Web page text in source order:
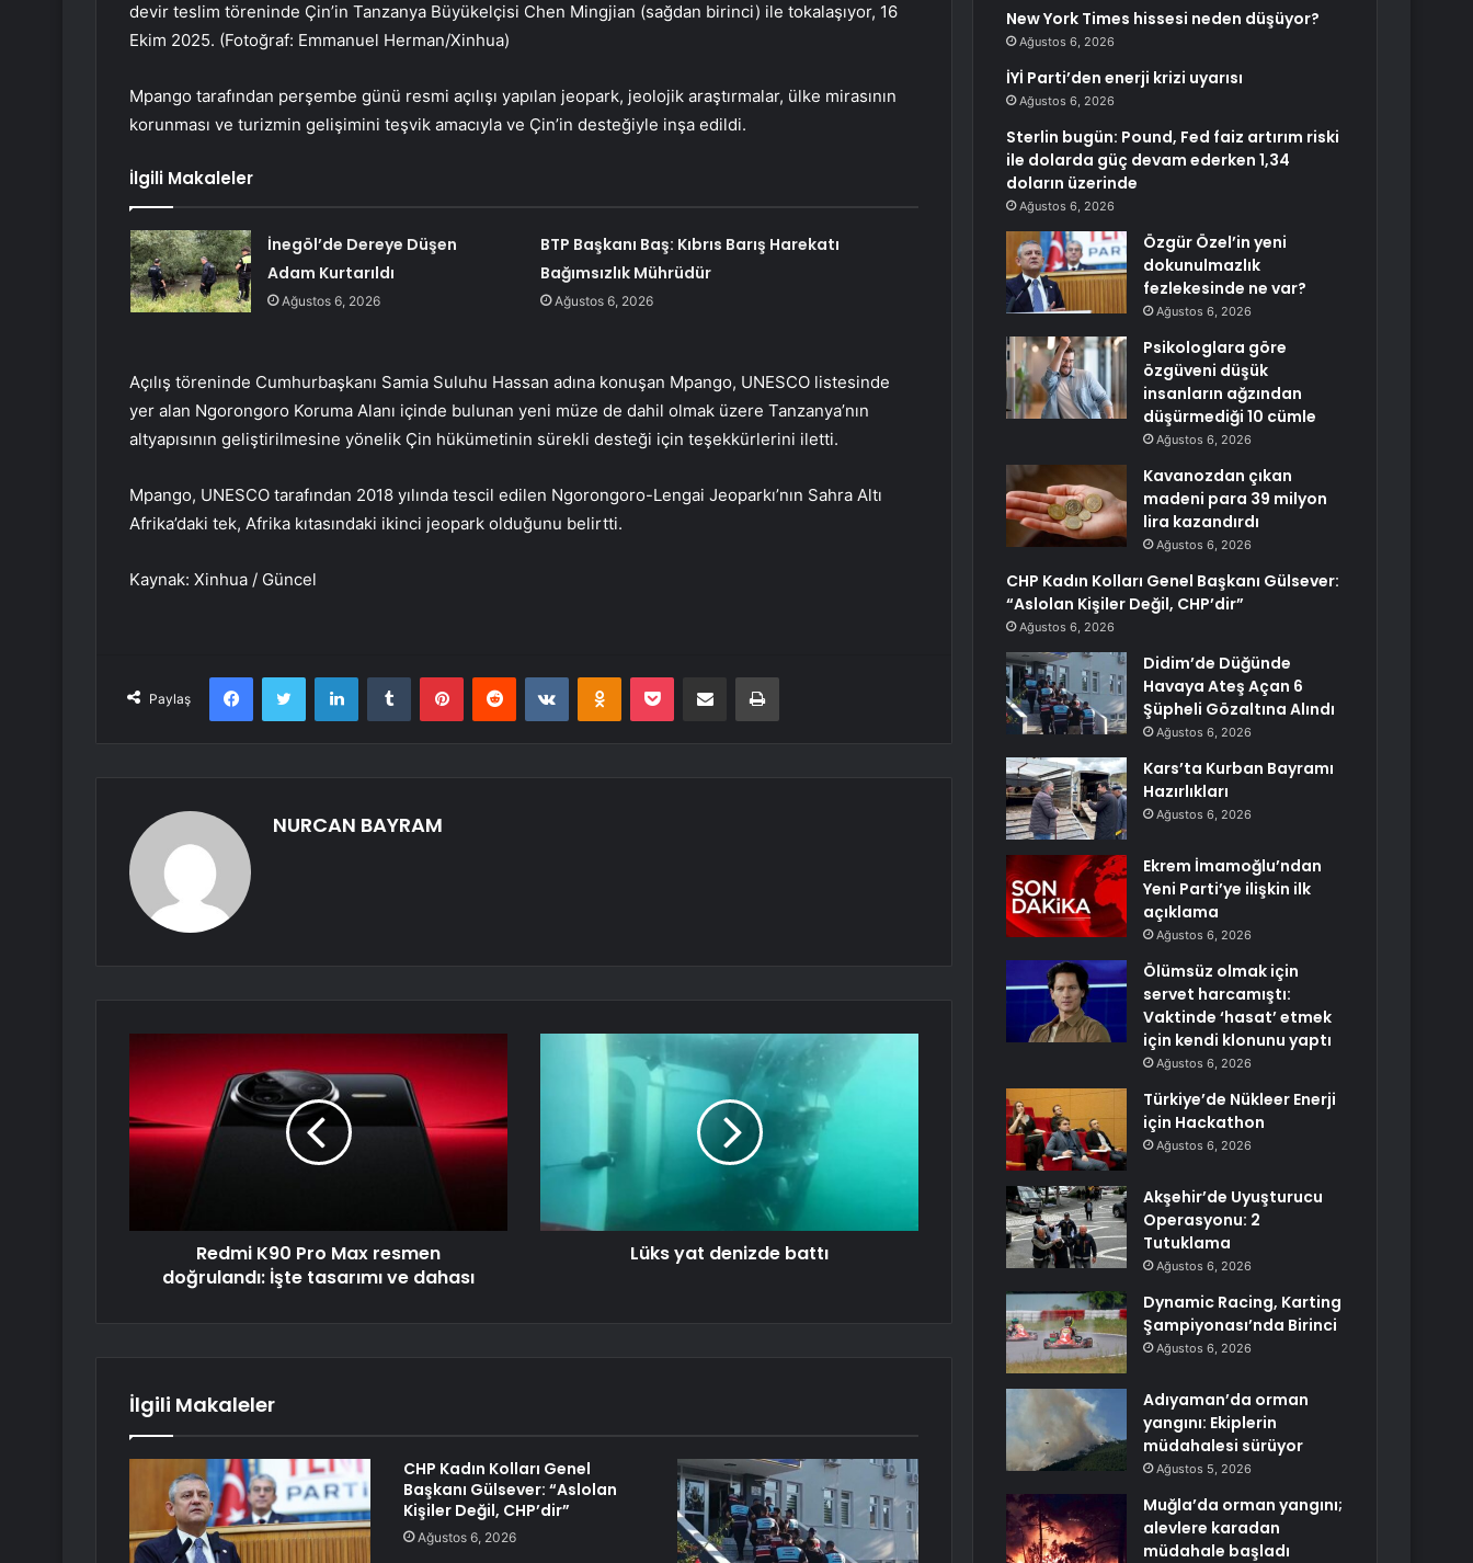
devir teslim töreninde Çin’in Tanzanya Büyükelçisi Chen Mingjian (sağdan birinci) ile tokalaşıyor, 16
Ekim 2025. (Fotoğraf: Emmanuel Herman/Xinhua)
Mpango tarafından perşembe günü resmi açılışı yapılan jeopark, jeolojik araştırmalar, ülke mirasının
korunması ve turizmin gelişimini teşvik amacıyla ve Çin’in desteğiyle inşa edildi.
İlgili Makaleler
İnegöl’de Dereye Düşen
Adam Kurtarıldı
Ağustos 6, 2026
BTP Başkanı Baş: Kıbrıs Barış Harekatı
Bağımsızlık Mührüdür
Ağustos 6, 2026
Açılış töreninde Cumhurbaşkanı Samia Suluhu Hassan adına konuşan Mpango, UNESCO listesinde
yer alan Ngorongoro Koruma Alanı içinde bulunan yeni müze de dahil olmak üzere Tanzanya’nın
altyapısının geliştirilmesine yönelik Çin hükümetinin sürekli desteği için teşekkürlerini iletti.
Mpango, UNESCO tarafından 2018 yılında tescil edilen Ngorongoro-Lengai Jeoparkı’nın Sahra Altı
Afrika’daki tek, Afrika kıtasındaki ikinci jeopark olduğunu belirtti.
Kaynak: Xinhua / Güncel
Paylaş
FacebookTwitter LinkedInTumblr PinterestReddit VKontakteOdnoklassniki
Pocket E-Posta ile paylaş Yazdır
NURCAN BAYRAM
Redmi K90 Pro Max resmen
doğrulandı: İşte tasarımı ve dahası
Lüks yat denizde battı
İlgili Makaleler
CHP Kadın Kolları Genel
Başkanı Gülsever: “Aslolan
Kişiler Değil, CHP’dir”
Ağustos 6, 2026
New York Times hissesi neden düşüyor?
Ağustos 6, 2026
İYİ Parti’den enerji krizi uyarısı
Ağustos 6, 2026
Sterlin bugün: Pound, Fed faiz artırım riski
ile dolarda güç devam ederken 1,34
doların üzerinde
Ağustos 6, 2026
Özgür Özel’in yeni
dokunulmazlık
fezlekesinde ne var?
Ağustos 6, 2026
Psikologlara göre
özgüveni düşük
insanların ağzından
düşürmediği 10 cümle
Ağustos 6, 2026
Kavanozdan çıkan
madeni para 39 milyon
lira kazandırdı
Ağustos 6, 2026
CHP Kadın Kolları Genel Başkanı Gülsever:
“Aslolan Kişiler Değil, CHP’dir”
Ağustos 6, 2026
Didim’de Düğünde
Havaya Ateş Açan 6
Şüpheli Gözaltına Alındı
Ağustos 6, 2026
Kars’ta Kurban Bayramı
Hazırlıkları
Ağustos 6, 2026
Ekrem İmamoğlu’ndan
Yeni Parti’ye ilişkin ilk
açıklama
Ağustos 6, 2026
Ölümsüz olmak için
servet harcamıştı:
Vaktinde ‘hasat’ etmek
için kendi klonunu yaptı
Ağustos 6, 2026
Türkiye’de Nükleer Enerji
için Hackathon
Ağustos 6, 2026
Akşehir’de Uyuşturucu
Operasyonu: 2
Tutuklama
Ağustos 6, 2026
Dynamic Racing, Karting
Şampiyonası’nda Birinci
Ağustos 6, 2026
Adıyaman’da orman
yangını: Ekiplerin
müdahalesi sürüyor
Ağustos 5, 2026
Muğla’da orman yangını;
alevlere karadan
müdahale başladı